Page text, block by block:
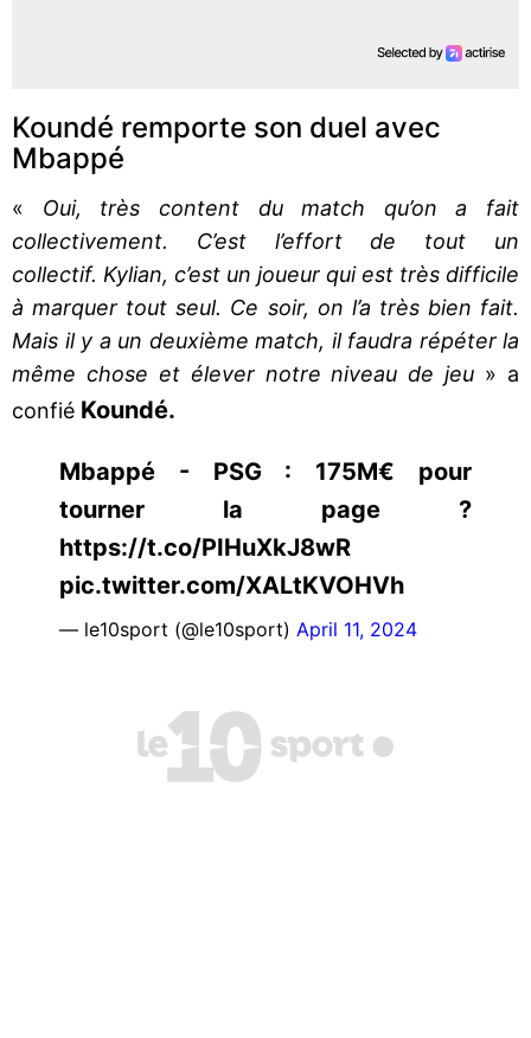
Koundé remporte son duel avec
Mbappé
« Oui, très content du match qu’on a fait
collectivement. C’est l’effort de tout un
collectif. Kylian, c’est un joueur qui est très difficile
à marquer tout seul. Ce soir, on l’a très bien fait.
Mais il y a un deuxième match, il faudra répéter la
même chose et élever notre niveau de jeu » a
confié Koundé.
Mbappé - PSG : 175M€ pour
tourner la page ?
https://t.co/PIHuXkJ8wR
pic.twitter.com/XALtKVOHVh
— le10sport (@le10sport) April 11, 2024